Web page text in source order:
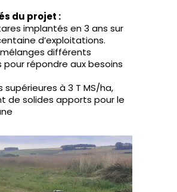
du projet :
implantés en 3 ans sur
d’exploitations.
mélanges différents
répondre aux besoins
supérieures à 3 T MS/ha,
de solides apports pour le